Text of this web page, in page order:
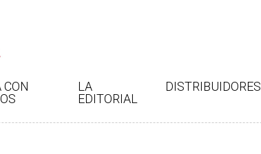
CON
LA
EDITORIAL
DISTRIBUIDORES